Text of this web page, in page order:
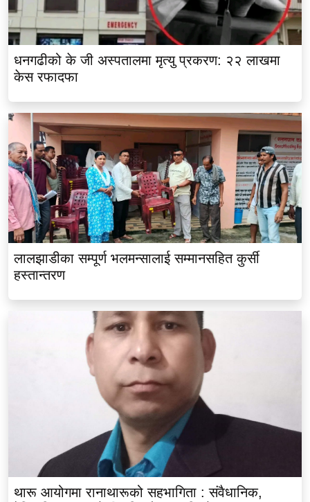
धनगढीको के जी अस्पतालमा मृत्यु प्रकरण: २२ लाखमा
केस रफादफा
लालझाडीका सम्पूर्ण भलमन्सालाई सम्मानसहित कुर्सी
हस्तान्तरण
थारू आयोगमा रानाथारूको सहभागिता : संवैधानिक,